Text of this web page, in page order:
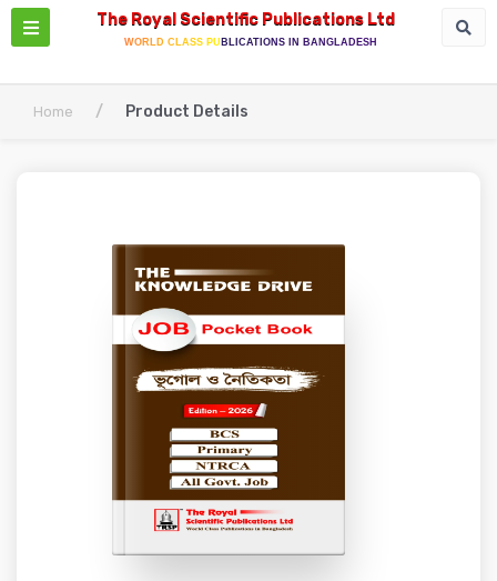
The Royal Scientific Publications Ltd
WORLD CLASS PUBLICATIONS IN BANGLADESH
Home / Product Details